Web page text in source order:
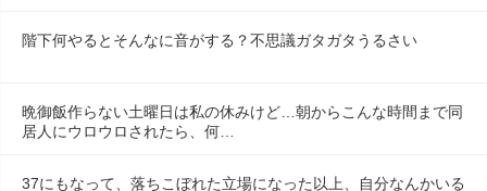
階下何やるとそんなに音がする？不思議ガタガタうるさい
晩御飯作らない土曜日は私の休みけど…朝からこんな時間まで同
居人にウロウロされたら、何…
37にもなって、落ちこぼれた立場になった以上、自分なんかいる